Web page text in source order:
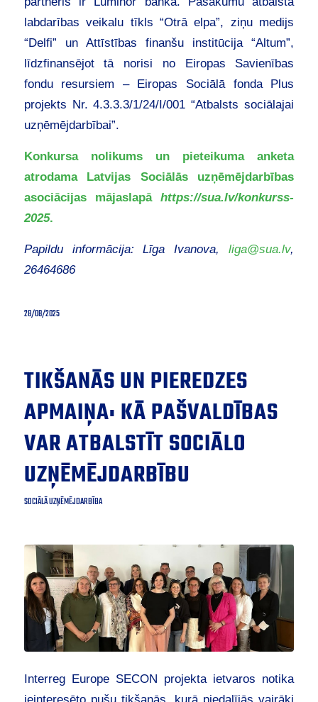
labdarības veikalu tīkls “Otrā elpa”, ziņu medijs
“Delfi” un Attīstības finanšu institūcija “Altum”,
līdzfinansējot tā norisi no Eiropas Savienības
fondu resursiem – Eiropas Sociālā fonda Plus
projekts Nr. 4.3.3.3/1/24/I/001 “Atbalsts sociālajai
uzņēmējdarbībai”.
Konkursa nolikums un pieteikuma anketa
atrodama Latvijas Sociālās uzņēmējdarbības
asociācijas mājaslapāhttps://sua.lv/konkurss-
2025.
Papildu informācija: Līga Ivanova,liga@sua.lv,
26464686
28/08/2025
TIKŠANĀS UN PIEREDZES
APMAIŅA: KĀ PAŠVALDĪBAS
VAR ATBALSTĪT SOCIĀLO
UZŅĒMĒJDARBĪBU
SOCIĀLĀ UZŅĒMĒJDARBĪBA
Interreg Europe SECON projekta ietvaros notika